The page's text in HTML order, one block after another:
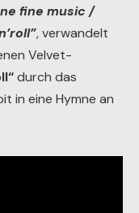
fine music /
, verwandelt
Velvet-
durch das
in eine Hymne an